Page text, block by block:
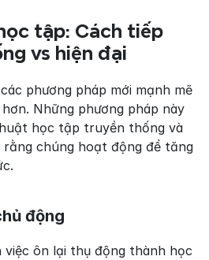
tập: Cách tiếp
vs hiện đại
phương pháp mới mạnh mẽ
Những phương pháp này
học tập truyền thống và
rằng chúng hoạt động để tăng
động
việc ôn lại thụ động thành học